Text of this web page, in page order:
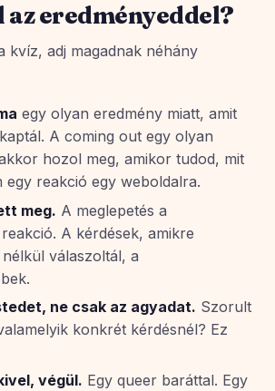
az eredményeddel?
kvíz, adj magadnak néhány
egy olyan eredmény miatt, amit
A coming out egy olyan
hozol meg, amikor tudod, mit
egy reakció egy weboldalra.
meg. A meglepetés a
A kérdések, amikre
válaszoltál, a
ne csak az agyadat. Szorult
konkrét kérdésnél? Ez
végül. Egy queer baráttal. Egy